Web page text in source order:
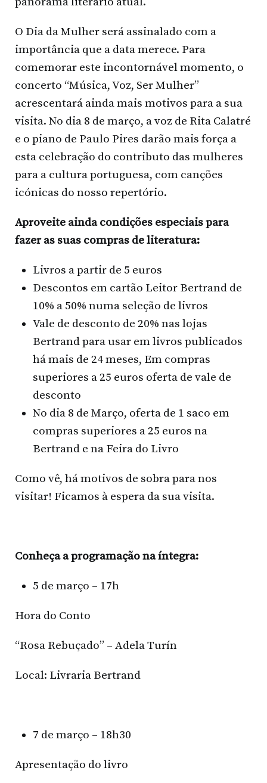
O Dia da Mulher será assinalado com a
importância que a data merece. Para
comemorar este incontornável momento, o
concerto “Música, Voz, Ser Mulher”
acrescentará ainda mais motivos para a sua
visita. No dia 8 de março, a voz de Rita Calatré
e o piano de Paulo Pires darão mais força a
esta celebração do contributo das mulheres
para a cultura portuguesa, com canções
icónicas do nosso repertório.
Aproveite ainda condições especiais para
fazer as suas compras de literatura:
Livros a partir de 5 euros
Descontos em cartão Leitor Bertrand de
10% a 50% numa seleção de livros
Vale de desconto de 20% nas lojas
Bertrand para usar em livros publicados
há mais de 24 meses, Em compras
superiores a 25 euros oferta de vale de
desconto
No dia 8 de Março, oferta de 1 saco em
compras superiores a 25 euros na
Bertrand e na Feira do Livro
Como vê, há motivos de sobra para nos
visitar! Ficamos à espera da sua visita.
Conheça a programação na íntegra:
5 de março – 17h
Hora do Conto
“Rosa Rebuçado” – Adela Turín
Local: Livraria Bertrand
7 de março – 18h30
Apresentação do livro